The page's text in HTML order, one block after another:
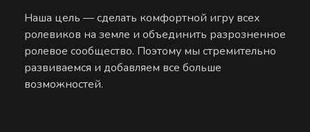
Наша цель — сделать комфортной игру всех
ролевиков на земле и объединить разрозненное
ролевое сообщество. Поэтому мы стремительно
развиваемся и добавляем все больше
возможностей.